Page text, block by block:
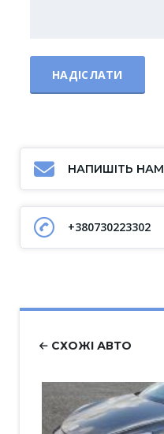
НАПИШІТЬ НАМ
+380730223302
СХОЖІ АВТО